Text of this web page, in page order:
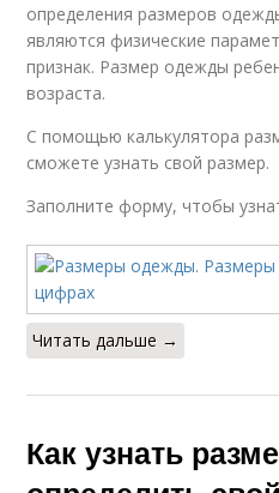
определения размеров
являются физические
признак. Размер одежды
возраста.
С помощью калькулятора
сможете узнать свой размер.
Заполните форму, чтобы
Читать дальше →
Как узнать